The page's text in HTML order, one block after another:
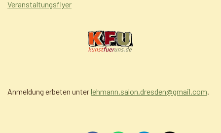
Veranstaltungsflyer
Anmeldung erbeten unterlehmann.salon.dresden@gmail.com